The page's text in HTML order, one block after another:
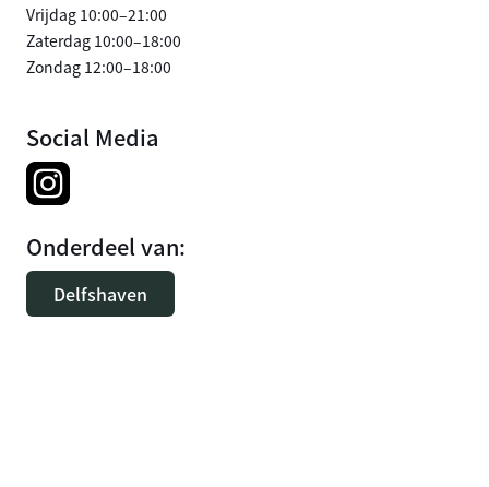
Vrijdag 10:00–21:00
Zaterdag 10:00–18:00
Zondag 12:00–18:00
Social Media
Onderdeel van:
Delfshaven